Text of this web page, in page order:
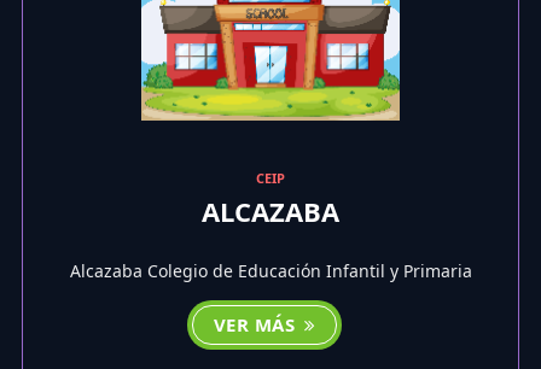
CEIP
ALCAZABA
Alcazaba Colegio de Educación Infantil y Primaria
VER MÁS